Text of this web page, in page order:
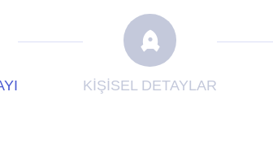
KİŞİSEL DETAYLAR